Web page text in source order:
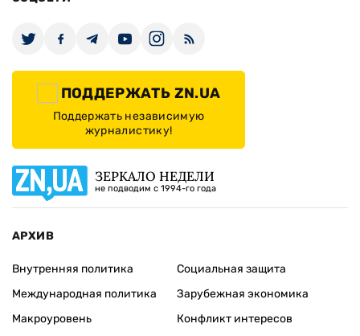
ПОДДЕРЖАТЬ ZN.UA
Поддержать независимую
журналистику!
ЗЕРКАЛО НЕДЕЛИ
не подводим с 1994-го года
АРХИВ
Внутренняя политика
Международная политика
Макроуровень
Социальная защита
Зарубежная экономика
Конфликт интересов